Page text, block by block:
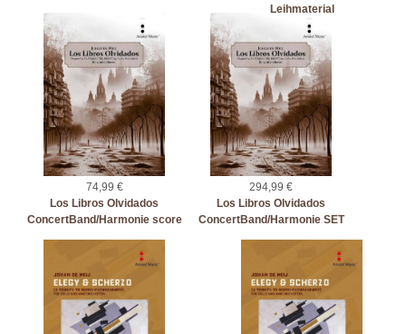
Leihmaterial
74,99 €
Los Libros Olvidados
ConcertBand/Harmonie score
294,99 €
Los Libros Olvidados
ConcertBand/Harmonie SET